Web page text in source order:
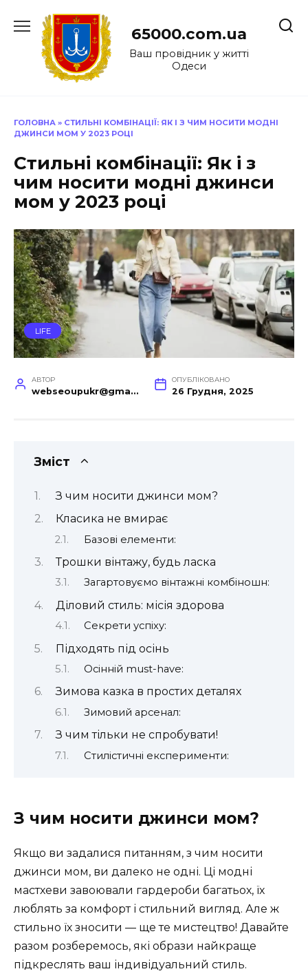
до
65000.com.ua
Ваш провідник у житті
Одеси
ГОЛОВНА » СТИЛЬНІ КОМБІНАЦІЇ: ЯК І З ЧИМ НОСИТИ МОДНІ
ДЖИНСИ МОМ У 2023 РОЦІ
Стильні комбінації: Як і з
чим носити модні джинси
мом у 2023 році
LIFE
АВТОР
webseoupukr@gmail.com
ОПУБЛІКОВАНО
26 Грудня, 2025
Зміст
З чим носити джинси мом?
Класика не вмирає
Базові елементи:
Трошки вінтажу, будь ласка
Загартовуємо вінтажні комбіношн:
Діловий стиль: місія здорова
Секрети успіху:
Підходять під осінь
Осінній must-have:
Зимова казка в простих деталях
Зимовий арсенал:
З чим тільки не спробувати!
Стилістичні експерименти:
З чим носити джинси мом?
Якщо ви задалися питанням, з чим носити
джинси мом, ви далеко не одні. Ці модні
мастхеви завоювали гардероби багатьох, їх
люблять за комфорт і стильний вигляд. Але ж
стильно їх зносити — ще те мистецтво! Давайте
разом розберемось, які образи найкраще
підкреслять ваш індивідуальний стиль.